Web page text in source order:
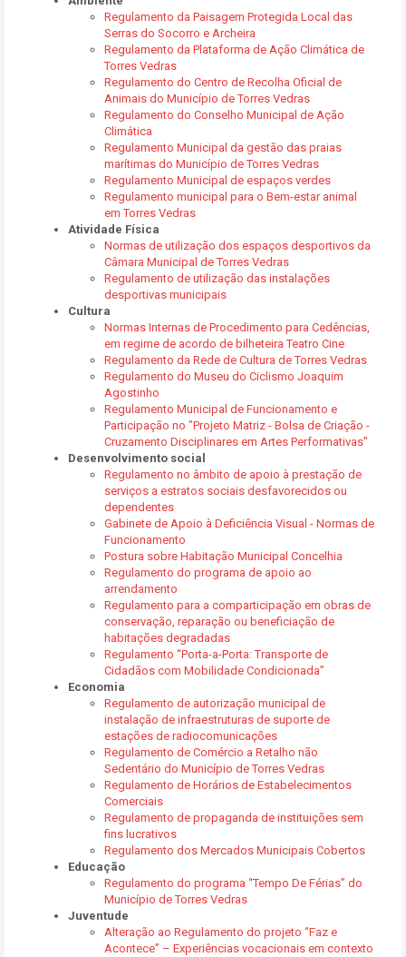
Regulamento da Paisagem Protegida Local das
Serras do Socorro e Archeira
Regulamento da Plataforma de Ação Climática de
Torres Vedras
Regulamento do Centro de Recolha Oficial de
Animais do Município de Torres Vedras
Regulamento do Conselho Municipal de Ação
Climática
Regulamento Municipal da gestão das praias
marítimas do Município de Torres Vedras
Regulamento Municipal de espaços verdes
Regulamento municipal para o Bem-estar animal
em Torres Vedras
Atividade Física
Normas de utilização dos espaços desportivos da
Câmara Municipal de Torres Vedras
Regulamento de utilização das instalações
desportivas municipais
Cultura
Normas Internas de Procedimento para Cedências,
em regime de acordo de bilheteira Teatro Cine
Regulamento da Rede de Cultura de Torres Vedras
Regulamento do Museu do Ciclismo Joaquim
Agostinho
Regulamento Municipal de Funcionamento e
Participação no "Projeto Matriz - Bolsa de Criação -
Cruzamento Disciplinares em Artes Performativas"
Desenvolvimento social
Regulamento no âmbito de apoio à prestação de
serviços a estratos sociais desfavorecidos ou
dependentes
Gabinete de Apoio à Deficiência Visual - Normas de
Funcionamento
Postura sobre Habitação Municipal Concelhia
Regulamento do programa de apoio ao
arrendamento
Regulamento para a comparticipação em obras de
conservação, reparação ou beneficiação de
habitações degradadas
Regulamento “Porta-a-Porta: Transporte de
Cidadãos com Mobilidade Condicionada”
Economia
Regulamento de autorização municipal de
instalação de infraestruturas de suporte de
estações de radiocomunicações
Regulamento de Comércio a Retalho não
Sedentário do Município de Torres Vedras
Regulamento de Horários de Estabelecimentos
Comerciais
Regulamento de propaganda de instituições sem
fins lucrativos
Regulamento dos Mercados Municipais Cobertos
Educação
Regulamento do programa “Tempo De Férias” do
Município de Torres Vedras
Juventude
Alteração ao Regulamento do projeto “Faz e
Acontece” – Experiências vocacionais em contexto